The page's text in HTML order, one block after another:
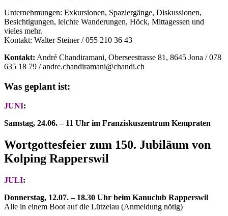
Unternehmungen: Exkursionen, Spaziergänge, Diskussionen,
Besichtigungen, leichte Wanderungen, Höck, Mittagessen und
vieles mehr.
Kontakt: Walter Steiner / 055 210 36 43
Kontakt: André Chandiramani, Oberseestrasse 81, 8645 Jona / 078
635 18 79 / andre.chandiramani@chandi.ch
Was geplant ist:
JUNI:
Samstag, 24.06. – 11 Uhr im Franziskuszentrum Kempraten
Wortgottesfeier zum 150. Jubiläum von
Kolping Rapperswil
JULI:
Donnerstag, 12.07. – 18.30 Uhr beim Kanuclub Rapperswil
Alle in einem Boot auf die Lützelau (Anmeldung nötig)